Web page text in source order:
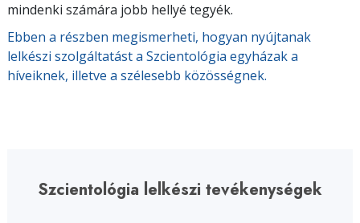
mindenki számára jobb hellyé tegyék.
Ebben a részben megismerheti, hogyan nyújtanak
lelkészi szolgáltatást a Szcientológia egyházak a
híveiknek, illetve a szélesebb közösségnek.
Szcientológia lelkészi tevékenységek